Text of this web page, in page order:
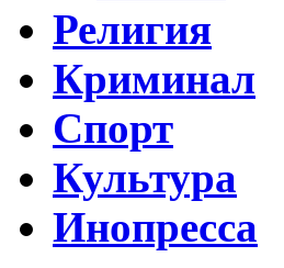
Религия
Криминал
Спорт
Культура
Инопресса